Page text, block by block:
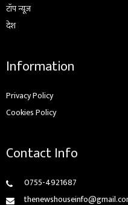
टॉप न्यूज़
देश
Information
Privacy Policy
Cookies Policy
Contact Info
0755-4921687